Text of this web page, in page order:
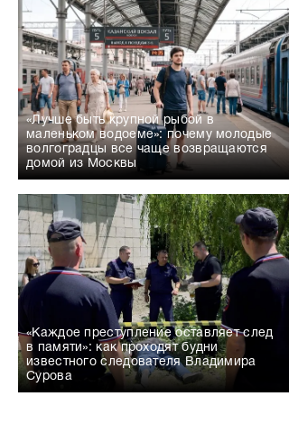
«Лучше быть крупной рыбой в
маленьком водоеме»: почему молодые
волгоградцы все чаще возвращаются
домой из Москвы
«Каждое преступление оставляет след
в памяти»: как проходят будни
известного следователя Владимира
Сурова